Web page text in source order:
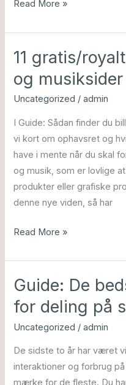
Read More »
11 gratis/
og musiksider
Uncategorized /admin
I Guide: Sådan finder du
vi kort om ophavsret og
have i mente når du skal
og musik, som er lovlige
produkter eller grafiske
denne nye viden, så har
11
gratis/royalty
free
billede-
og
musiksider
Read More »
Guide: De
for deling på
Uncategorized /admin
De sidste to år har været
interaktioner og forbrug
mærke for de fleste. Du
Guide:
De
bedste
tidspunkter
for
deling